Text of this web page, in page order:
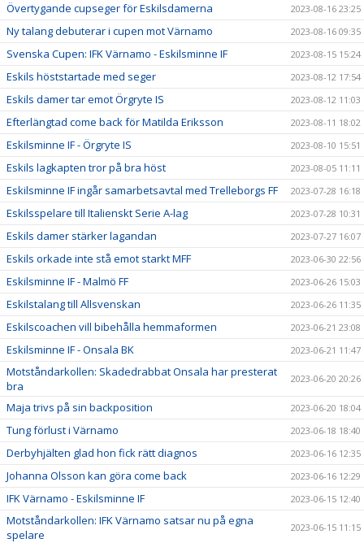
Övertygande cupseger för Eskilsdamerna 2023-08-16 23:25
Ny talang debuterar i cupen mot Värnamo 2023-08-16 09:35
Svenska Cupen: IFK Värnamo - Eskilsminne IF 2023-08-15 15:24
Eskils höststartade med seger 2023-08-12 17:54
Eskils damer tar emot Örgryte IS 2023-08-12 11:03
Efterlängtad come back för Matilda Eriksson 2023-08-11 18:02
Eskilsminne IF - Örgryte IS 2023-08-10 15:51
Eskils lagkapten tror på bra höst 2023-08-05 11:11
Eskilsminne IF ingår samarbetsavtal med Trelleborgs FF 2023-07-28 16:18
Eskilsspelare till Italienskt Serie A-lag 2023-07-28 10:31
Eskils damer stärker lagandan 2023-07-27 16:07
Eskils orkade inte stå emot starkt MFF 2023-06-30 22:56
Eskilsminne IF - Malmö FF 2023-06-26 15:03
Eskilstalang till Allsvenskan 2023-06-26 11:35
Eskilscoachen vill bibehålla hemmaformen 2023-06-21 23:08
Eskilsminne IF - Onsala BK 2023-06-21 11:47
Motståndarkollen: Skadedrabbat Onsala har presterat
bra
2023-06-20 20:26
Maja trivs på sin backposition 2023-06-20 18:04
Tung förlust i Värnamo 2023-06-18 18:40
Derbyhjälten glad hon fick rätt diagnos 2023-06-16 12:35
Johanna Olsson kan göra come back 2023-06-16 12:29
IFK Värnamo - Eskilsminne IF 2023-06-15 12:40
Motståndarkollen: IFK Värnamo satsar nu på egna
spelare
2023-06-15 11:15